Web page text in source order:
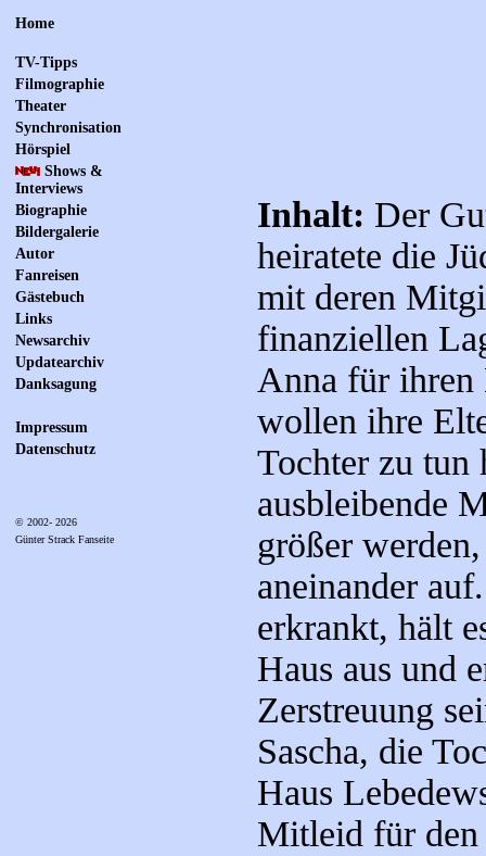
Home
TV-Tipps
Filmographie
Theater
Synchronisation
Hörspiel
Shows &
Interviews
Biographie
Bildergalerie
Autor
Fanreisen
Gästebuch
Links
Newsarchiv
Updatearchiv
Danksagung
Impressum
Datenschutz
© 2002- 2026
Günter Strack Fanseite
Inhalt: Der
heiratete die
mit deren
finanziellen
Anna für ihren
wollen ihre
Tochter zu tun
ausbleibende
größer
aneinander
erkrankt, hält
Haus aus und
Zerstreuung
Sascha, die
Haus
Mitleid für den